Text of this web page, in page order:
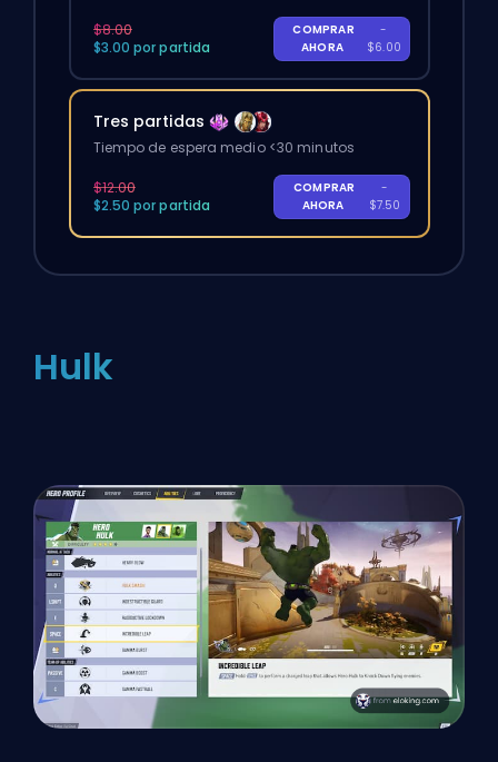
$8.00
$3.00 por partida
COMPRAR
AHORA
-
$6.00
Tres partidas
Tiempo de espera medio <30 minutos
$12.00
$2.50 por partida
COMPRAR
AHORA
-
$7.50
Hulk